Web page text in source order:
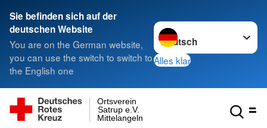
Sie befinden sich auf der
deutschen Website
You are on the German website,
you can use the switch to switch to
the English one
Sprache wechseln zu
Alles klar
Mittelangeln
Satrup e.V.
Ortsverein